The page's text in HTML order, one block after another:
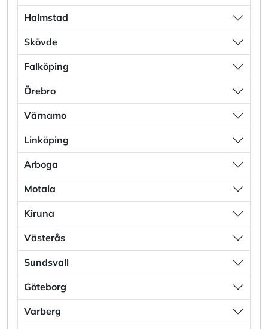
Halmstad
Skövde
Falköping
Örebro
Värnamo
Linköping
Arboga
Motala
Kiruna
Västerås
Sundsvall
Göteborg
Varberg